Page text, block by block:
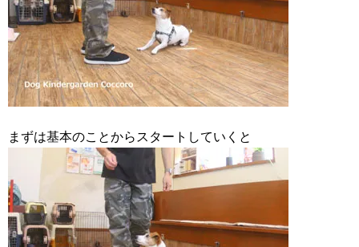
まずは基本のことからスタートしていくと